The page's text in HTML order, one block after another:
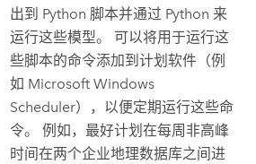
出到 Python 脚本并通过 Python 来
运行这些模型。 可以将用于运行这
些脚本的命令添加到计划软件（例
如 Microsoft Windows
Scheduler），以便定期运行这些命
令。 例如，最好计划在每周非高峰
时间在两个企业地理数据库之间进